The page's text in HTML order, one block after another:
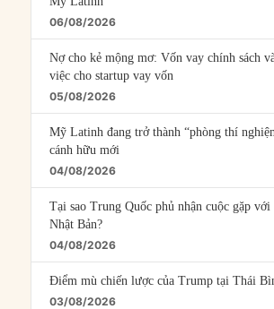
06/08/2026
Nợ cho kẻ mộng mơ: Vốn vay chính sách
việc cho startup vay vốn
05/08/2026
Mỹ Latinh đang trở thành “phòng thí
cánh hữu mới
04/08/2026
Tại sao Trung Quốc phủ nhận cuộc gặp
Nhật Bản?
04/08/2026
Điểm mù chiến lược của Trump tại Thái
03/08/2026